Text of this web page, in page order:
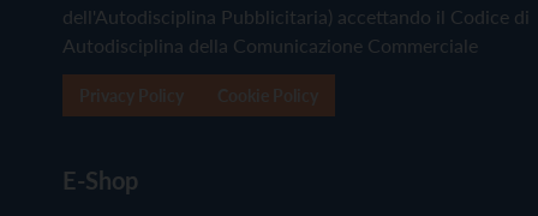
dell'Autodisciplina Pubblicitaria) accettando il Codice di
Autodisciplina della Comunicazione Commerciale
E-Shop